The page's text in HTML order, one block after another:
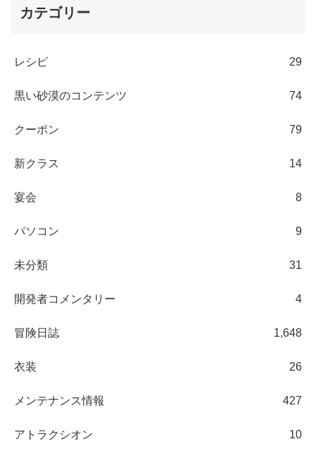
カテゴリー
レシピ 29
黒い砂漠のコンテンツ 74
クーポン 79
新クラス 14
宴会 8
パソコン 9
未分類 31
開発者コメンタリー 4
冒険日誌 1,648
衣装 26
メンテナンス情報 427
アトラクシオン 10